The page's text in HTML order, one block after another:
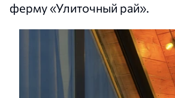
ферму «Улиточный рай».